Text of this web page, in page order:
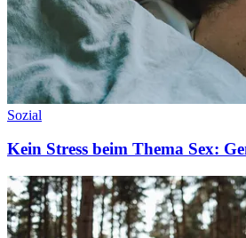
Sozial
Kein Stress beim Thema Sex: